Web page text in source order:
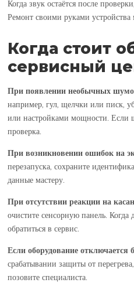
Когда звук остаётся после
Ремонт своими руками устройства
Когда стоит
сервисный
При появлении необычных
например, гул, щелчки или писк,
или настройками мощности. Если
проверка.
При возникновении ошибок на
перезапуска, сохраните
данные мастеру.
При отсутствии реакции на
очистите сенсорную панель.
обратиться в сервис.
Если оборудование отключается
срабатывании защиты от
позовите специалиста.